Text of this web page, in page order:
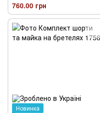
760.00 грн
Новинка